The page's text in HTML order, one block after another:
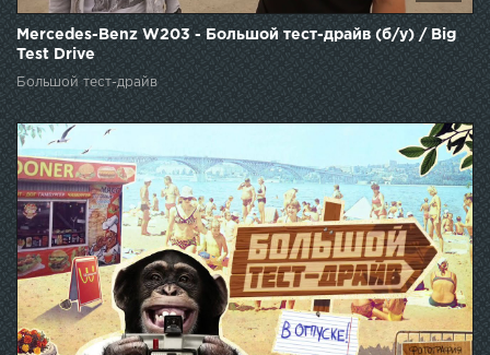
Mercedes-Benz W203 - Большой тест-драйв (б/у) / Big
Test Drive
Большой тест-драйв